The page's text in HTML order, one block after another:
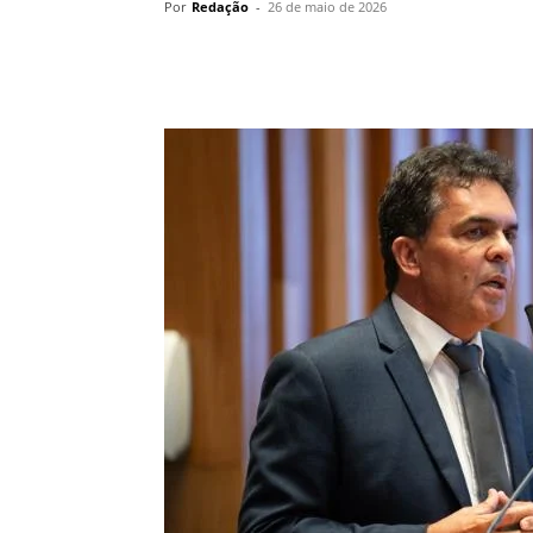
Por Redação - 26 de maio de 2026